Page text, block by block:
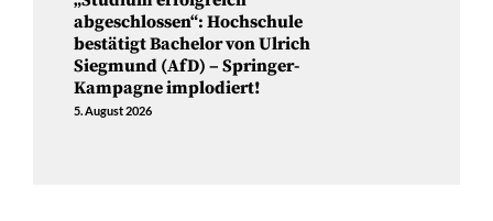
abgeschlossen“: Hochschule
bestätigt Bachelor von Ulrich
Siegmund (AfD) – Springer-
Kampagne implodiert!
5. August 2026